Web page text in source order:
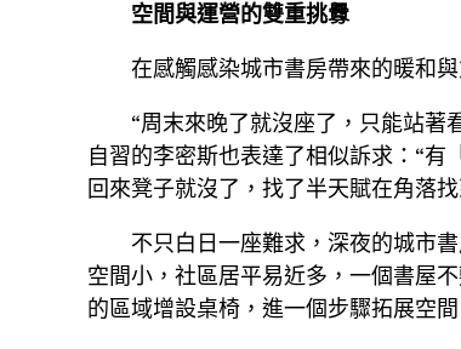
空間與運營的雙重挑釁
在感觸感染城市書房帶來的暖和
“周末來晚了就沒座了，只能站著
自習的李密斯也表達了相似訴求：“
回來凳子就沒了，找了半天賦在角落
不只白日一座難求，深夜的城市
空間小，社區居平易近多，一個書屋
的區域增設桌椅，進一個步驟拓展空